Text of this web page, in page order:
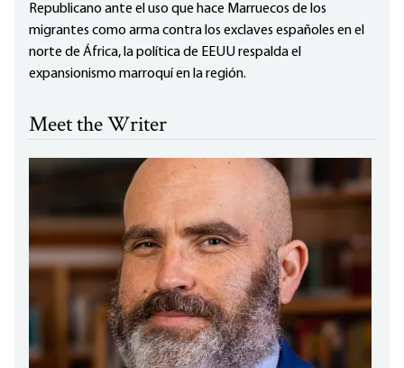
Republicano ante el uso que hace Marruecos de los
migrantes como arma contra los exclaves españoles en el
norte de África, la política de EEUU respalda el
expansionismo marroquí en la región.
Meet the Writer